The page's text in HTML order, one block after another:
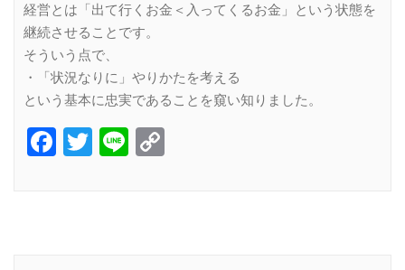
経営とは「出て行くお金＜入ってくるお金」という状態を
継続させることです。
そういう点で、
・「状況なりに」やりかたを考える
という基本に忠実であることを窺い知りました。
Facebook
Twitter
Line